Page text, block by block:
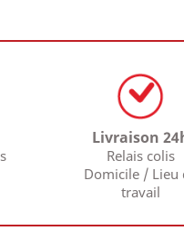
Livraison
Relais colis
Domicile / Lieu
travail